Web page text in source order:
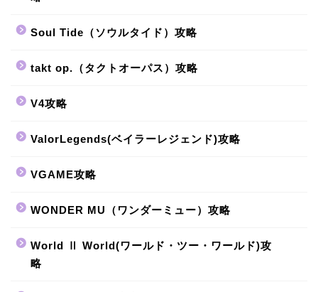
Soul Tide（ソウルタイド）攻略
takt op.（タクトオーパス）攻略
V4攻略
ValorLegends(ベイラーレジェンド)攻略
VGAME攻略
WONDER MU（ワンダーミュー）攻略
World Ⅱ World(ワールド・ツー・ワールド)攻
略